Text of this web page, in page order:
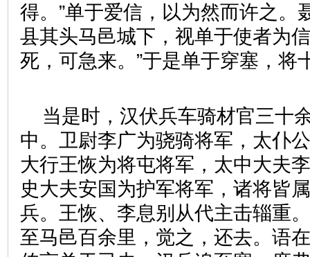
得。”单于爱信，以为然而许之。
县其头马邑城下，视单于使者为
死，可急来。”于是单于穿塞，
当是时，汉伏兵车骑材官三十
中。卫尉李广为骁骑将军，太仆
大行王恢为将屯将军，太中大夫
史大夫安国为护军将军，诸将皆
兵。王恢、李息别从代主击辎重
至马邑百余里，觉之，还去。语